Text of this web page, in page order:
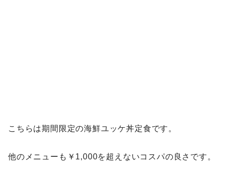
こちらは期間限定の海鮮ユッケ丼定食です。
他のメニューも￥1,000を超えないコスパの良さです。